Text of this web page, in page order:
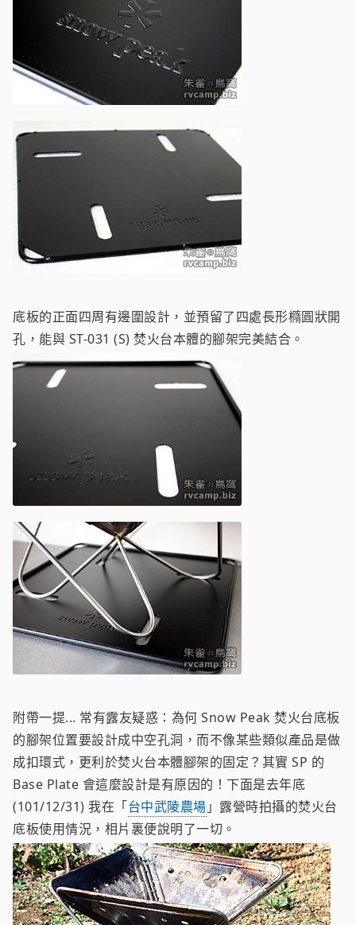
底板的正面四周有邊圍設計，並預留了四處長形橢圓狀開
孔，能與 ST-031 (S) 焚火台本體的腳架完美結合。
附帶一提... 常有露友疑惑：為何 Snow Peak 焚火台底板
的腳架位置要設計成中空孔洞，而不像某些類似產品是做
成扣環式，更利於焚火台本體腳架的固定？其實 SP 的
Base Plate 會這麼設計是有原因的！下面是去年底
(101/12/31) 我在「台中武陵農場 」露營時拍攝的焚火台
底板使用情況，相片裏便說明了一切。